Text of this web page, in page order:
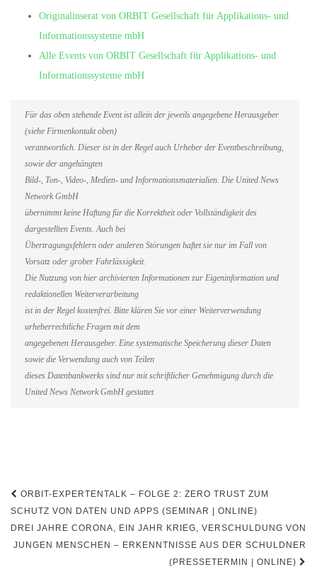
Originalinserat von ORBIT Gesellschaft für Applikations- und
Informationssysteme mbH
Alle Events von ORBIT Gesellschaft für Applikations- und
Informationssysteme mbH
Für das oben stehende Event ist allein der jeweils angegebene Herausgeber
(siehe Firmenkontakt oben)
verantwortlich. Dieser ist in der Regel auch Urheber der Eventbeschreibung,
sowie der angehängten
Bild-, Ton-, Video-, Medien- und Informationsmaterialien. Die United News
Network GmbH
übernimmt keine Haftung für die Korrektheit oder Vollständigkeit des
dargestellten Events. Auch bei
Übertragungsfehlern oder anderen Störungen haftet sie nur im Fall von
Vorsatz oder grober Fahrlässigkeit.
Die Nutzung von hier archivierten Informationen zur Eigeninformation und
redaktionellen Weiterverarbeitung
ist in der Regel kostenfrei. Bitte klären Sie vor einer Weiterverwendung
urheberrechtliche Fragen mit dem
angegebenen Herausgeber. Eine systematische Speicherung dieser Daten
sowie die Verwendung auch von Teilen
dieses Datenbankwerks sind nur mit schriftlicher Genehmigung durch die
United News Network GmbH gestattet
Beitragsnavigation
ORBIT-EXPERTENTALK – FOLGE 2: ZERO TRUST ZUM
SCHUTZ VON DATEN UND APPS (SEMINAR | ONLINE)
DREI JAHRE CORONA, EIN JAHR KRIEG, VERSCHULDUNG VON
JUNGEN MENSCHEN – ERKENNTNISSE AUS DER SCHULDNER
(PRESSETERMIN | ONLINE)